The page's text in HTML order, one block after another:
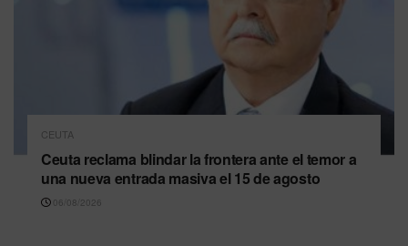
CEUTA
Ceuta reclama blindar la frontera ante el temor a
una nueva entrada masiva el 15 de agosto
06/08/2026